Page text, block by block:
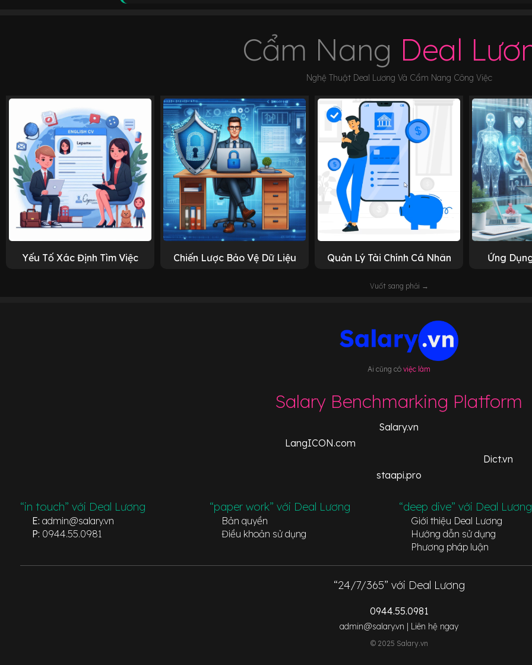
Cẩm Nang Deal
Nghệ Thuật Deal Lương Và Cẩm Nang Công Việc
Yếu Tố Xác Định Tìm Việc Chiến Lược Bảo Vệ Dữ Liệu Quản Lý Tài Chính Cá Nhân Ứng
Vuốt sang phải →
Ai cũng cóviệc làm
Salary Benchmarking Platform
Salary.vn
LangICON.com
Dict.vn
staapi.pro
“in touch” với Deal Lương
E: admin@salary.vn
P: 0944.55.0981
“paper work” với Deal Lương
Bản quyền
Điều khoản sử dụng
“deep dive” với Deal Lương
Giới thiệu Deal Lương
Hướng dẫn sử dụng
Phương pháp luận
“24/7/365” với Deal Lương
0944.55.0981
admin@salary.vn | Liên hệ ngay
© 2025 Salary.vn